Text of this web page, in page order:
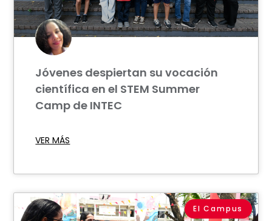
Jóvenes despiertan su vocación
científica en el STEM Summer
Camp de INTEC
VER MÁS
El Campus